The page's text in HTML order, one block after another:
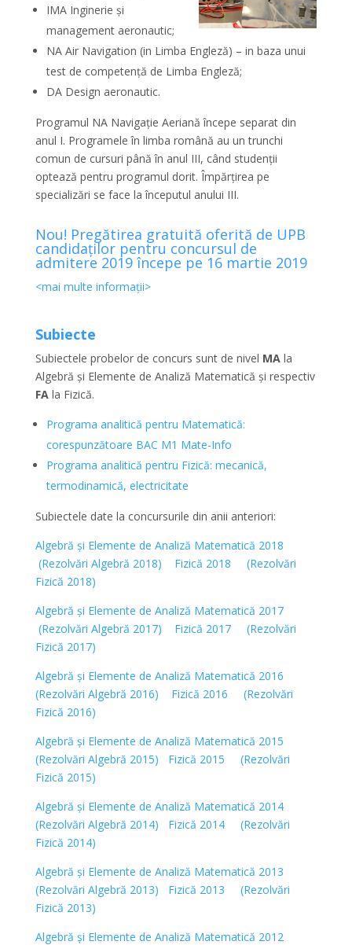
IMA Inginerie și
management aeronautic;
NA Air Navigation (in Limba Engleză) – in baza unui
test de competență de Limba Engleză;
DA Design aeronautic.
Programul NA Navigație Aeriană începe separat din
anul I. Programele în limba română au un trunchi
comun de cursuri până în anul III, când studenții
optează pentru programul dorit. Împărțirea pe
specializări se face la începutul anului III.
Nou! Pregătirea gratuită oferită de UPB
candidaților pentru concursul de
admitere 2019 începe pe 16 martie 2019
<mai multe informații>
Subiecte
Subiectele probelor de concurs sunt de nivel MA la
Algebră și Elemente de Analiză Matematică și respectiv
FA la Fizică.
Programa analitică pentru Matematică:
corespunzătoare BAC M1 Mate-Info
Programa analitică pentru Fizică: mecanică,
termodinamică, electricitate
Subiectele date la concursurile din anii anteriori:
Algebră și Elemente de Analiză Matematică 2018
(Rezolvări Algebră 2018)
Fizică 2018
(Rezolvări
Fizică 2018)
Algebră și Elemente de Analiză Matematică 2017
(Rezolvări Algebră 2017)
Fizică 2017
(Rezolvări
Fizică 2017)
Algebră și Elemente de Analiză Matematică 2016
(Rezolvări Algebră 2016)
Fizică 2016
(Rezolvări
Fizică 2016)
Algebră și Elemente de Analiză Matematică 2015
(Rezolvări Algebră 2015)
Fizică 2015
(Rezolvări
Fizică 2015)
Algebră și Elemente de Analiză Matematică 2014
(Rezolvări Algebră 2014)
Fizică 2014
(Rezolvări
Fizică 2014)
Algebră și Elemente de Analiză Matematică 2013
(Rezolvări Algebră 2013)
Fizică 2013
(Rezolvări
Fizică 2013)
Algebră și Elemente de Analiză Matematică 2012